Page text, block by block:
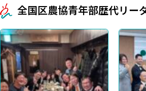
全国区農協青年部歴代リー